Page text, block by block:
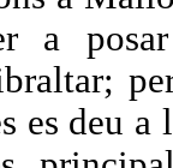
a
es deu a